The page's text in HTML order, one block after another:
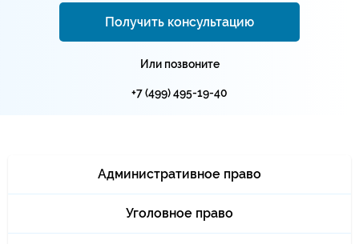
Получить консультацию
Или позвоните
+7 (499) 495-19-40
Административное право
Уголовное право